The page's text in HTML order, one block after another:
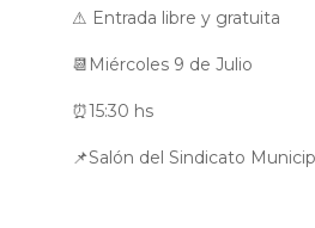
⚠ Entrada libre y gratuita
📆Miércoles 9 de Julio
⏰15:30 hs
📌Salón del Sindicato